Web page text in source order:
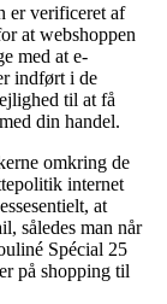
er verificeret af
at webshoppen
med at e-
indført i de
til at få
din handel.
omkring de
internet
at
således man når
Spécial 25
på shopping til